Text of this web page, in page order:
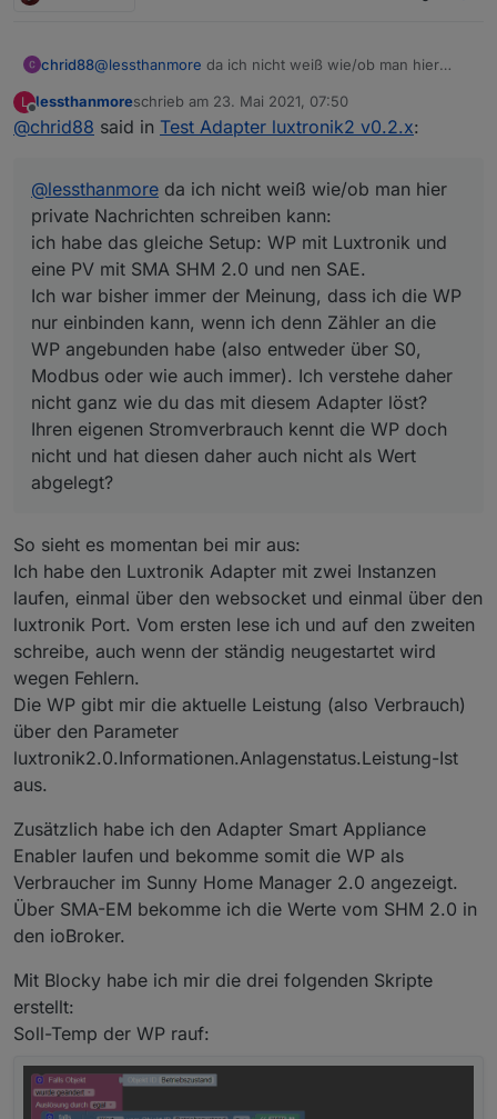
Added watchdog for for both ports. It will
retries.
No longer deleting state values but setting
wrong options.
chrid88@lessthanmore da ich nicht weiß wie/ob man hier
ich habe das gleiche Setup: WP mit Luxtronik und eine
PV mit SMA SHM 2.0 und nen SAE.
angebunden habe (also entweder über S0, Modbus
oder wie auch immer). Ich verstehe daher nicht ganz
wie du das mit diesem Adapter löst?
Ihren eigenen Stromverbrauch kennt die WP doch
nicht und hat diesen daher auch nicht als Wert
abgelegt?
L
Offline
lessthanmoreschrieb am 23. Mai 2021, 07:50
zuletzt editiert von
@chrid88 said in Test Adapter luxtronik2 v0.2.x:
@lessthanmore da ich nicht weiß wie/ob man hier
private Nachrichten schreiben kann:
ich habe das gleiche Setup: WP mit Luxtronik und
eine PV mit SMA SHM 2.0 und nen SAE.
Ich war bisher immer der Meinung, dass ich die WP
nur einbinden kann, wenn ich denn Zähler an die
WP angebunden habe (also entweder über S0,
Modbus oder wie auch immer). Ich verstehe daher
nicht ganz wie du das mit diesem Adapter löst?
Ihren eigenen Stromverbrauch kennt die WP doch
nicht und hat diesen daher auch nicht als Wert
abgelegt?
So sieht es momentan bei mir aus:
Ich habe den Luxtronik Adapter mit zwei Instanzen
laufen, einmal über den websocket und einmal über den
luxtronik Port. Vom ersten lese ich und auf den zweiten
schreibe, auch wenn der ständig neugestartet wird
wegen Fehlern.
Die WP gibt mir die aktuelle Leistung (also Verbrauch)
über den Parameter
luxtronik2.0.Informationen.Anlagenstatus.Leistung-Ist
aus.
Zusätzlich habe ich den Adapter Smart Appliance
Enabler laufen und bekomme somit die WP als
Verbraucher im Sunny Home Manager 2.0 angezeigt.
Über SMA-EM bekomme ich die Werte vom SHM 2.0 in
den ioBroker.
Mit Blocky habe ich mir die drei folgenden Skripte
erstellt:
Soll-Temp der WP rauf: